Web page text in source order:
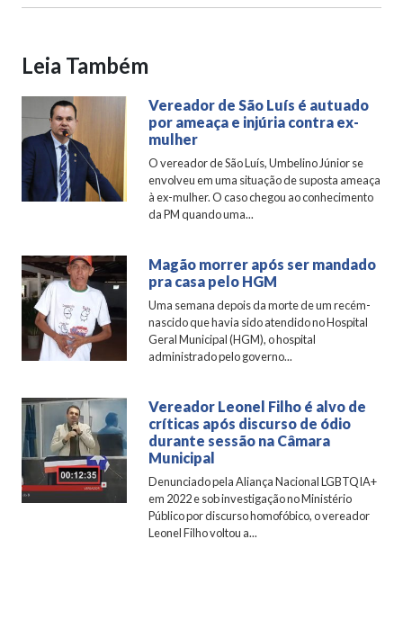
Leia Também
Vereador de São Luís é autuado
por ameaça e injúria contra ex-
mulher
O vereador de São Luís, Umbelino Júnior se
envolveu em uma situação de suposta ameaça
à ex-mulher. O caso chegou ao conhecimento
da PM quando uma...
Magão morrer após ser mandado
pra casa pelo HGM
Uma semana depois da morte de um recém-
nascido que havia sido atendido no Hospital
Geral Municipal (HGM), o hospital
administrado pelo governo...
Vereador Leonel Filho é alvo de
críticas após discurso de ódio
durante sessão na Câmara
Municipal
Denunciado pela Aliança Nacional LGBTQIA+
em 2022 e sob investigação no Ministério
Público por discurso homofóbico, o vereador
Leonel Filho voltou a...